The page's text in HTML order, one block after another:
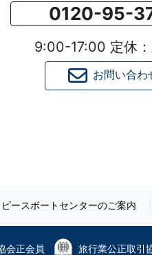
0120-95-
9:00-17:00 定休
お問い合わ
ピースボートセンターのご案内
会正会員 旅行業公正取引